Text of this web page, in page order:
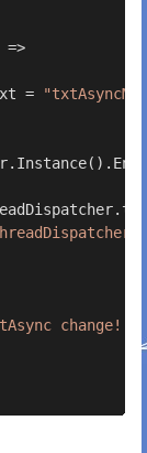
=>
=
change!